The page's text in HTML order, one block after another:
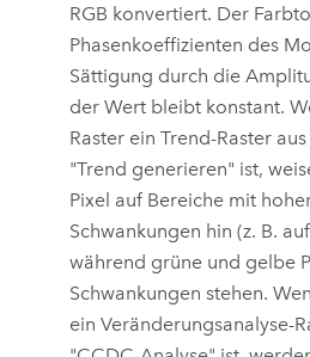
RGB konvertiert. Der
Phasenkoeffizienten des
Sättigung durch die
der Wert bleibt konstant.
Raster ein Trend-Raster
"Trend generieren" ist,
Pixel auf Bereiche mit
Schwankungen hin (z. B.
während grüne und gelbe
Schwankungen stehen.
ein Veränderungsanalyse-